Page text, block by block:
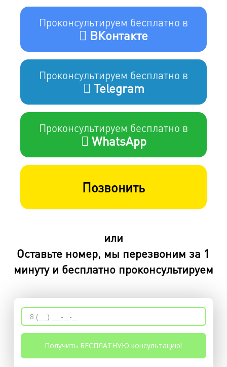
Проконсультируем бесплатно в
ВКонтакте
Проконсультируем бесплатно в
Telegram
Проконсультируем бесплатно в
WhatsApp
Позвонить
или
Оставьте номер, мы перезвоним за 1
минуту и бесплатно проконсультируем